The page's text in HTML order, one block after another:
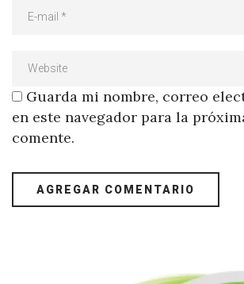
Guarda mi nombre, correo
en este navegador para la
comente.